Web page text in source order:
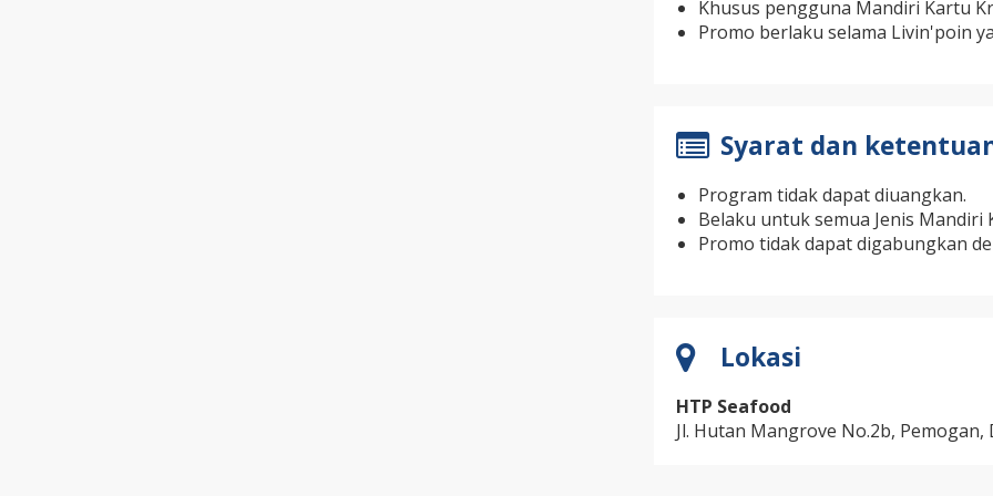
Khusus pengguna Mandiri Kartu
Promo berlaku selama Livin'poin
Syarat dan
Program tidak dapat diuangkan.
Belaku untuk semua Jenis Mandiri
Promo tidak dapat digabungkan
Lokasi
HTP Seafood
Jl. Hutan Mangrove No.2b,